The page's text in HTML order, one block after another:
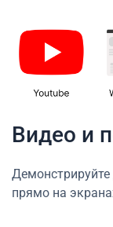
Видео и
прямо на